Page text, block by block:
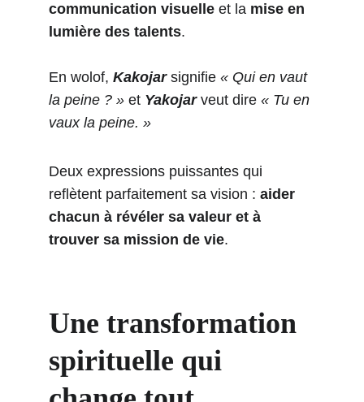
communication visuelle et la mise en
lumière des talents.
En wolof, Kakojar signifie « Qui en vaut
la peine ? » et Yakojar veut dire « Tu en
vaux la peine. »
Deux expressions puissantes qui
reflètent parfaitement sa vision : aider
chacun à révéler sa valeur et à
trouver sa mission de vie.
Une transformation
spirituelle qui